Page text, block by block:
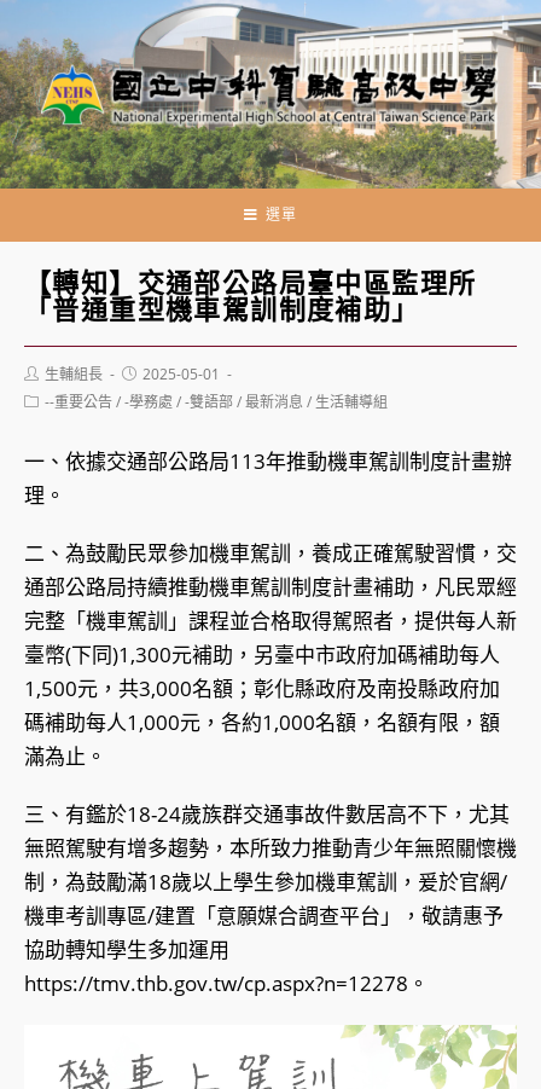
轉
至
主
要
內
選單
【轉知】交通部公路局臺中區監理所
「普通重型機車駕訓制度補助」
Post
author:
生輔組長
Post
published:
2025-05-01
Post--重要公告/-學務處 /-雙語部/最新消息 / 生活輔導組
一、依據交通部公路局113年推動機車駕訓制度計畫辦
理。
二、為鼓勵民眾參加機車駕訓，養成正確駕駛習慣，交
通部公路局持續推動機車駕訓制度計畫補助，凡民眾經
完整「機車駕訓」課程並合格取得駕照者，提供每人新
臺幣(下同)1,300元補助，另臺中市政府加碼補助每人
1,500元，共3,000名額；彰化縣政府及南投縣政府加
碼補助每人1,000元，各約1,000名額，名額有限，額
滿為止。
三、有鑑於18-24歲族群交通事故件數居高不下，尤其
無照駕駛有增多趨勢，本所致力推動青少年無照關懷機
制，為鼓勵滿18歲以上學生參加機車駕訓，爰於官網/
機車考訓專區/建置「意願媒合調查平台」，敬請惠予
協助轉知學生多加運用
https://tmv.thb.gov.tw/cp.aspx?n=12278。